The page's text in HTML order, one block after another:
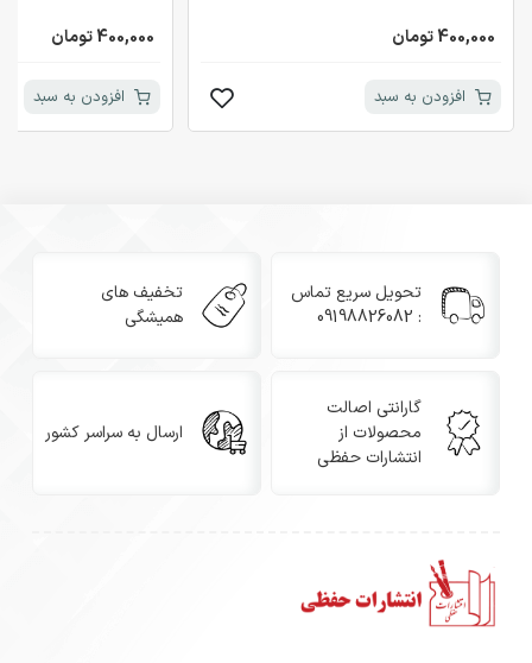
400,000 تومان
افزودن به سبد
400,000 تومان
افزودن به سبد
تحویل سریع تماس
: 09198826082
تخفیف های
همیشگی
گارانتی اصالت
محصولات از
انتشارات حفظی
ارسال به سراسر کشور